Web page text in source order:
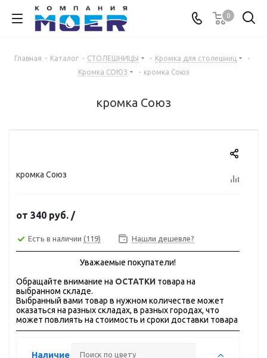
0
Главная - Каталог - СТОЛЕШНИЦЫ - Кромка для столешниц
-
Кромка СОЮЗ
- кромка Союз
кромка Союз
кромка Союз
от 340 руб. /
Есть в наличии (119) Нашли дешевле?
Уважаемые покупатели!
Обращайте внимание на ОСТАТКИ товара на
выбранном складе.
Выбранный вами товар в нужном количестве может
оказаться на разных складах, в разных городах, что
может повлиять на стоимость и сроки доставки товара
Наличие